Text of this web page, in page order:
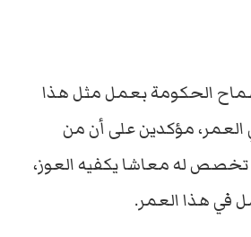
الحكومة بعمل مثل هذا
مؤكدين على أن من
له معاشا يكفيه العوز،
في هذا العمر.